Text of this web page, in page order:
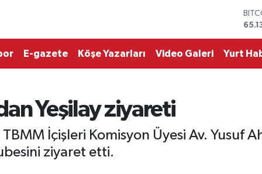
E-gazete Köşe Yazarları Video Galeri Yurt
Yeşilay ziyareti
İçişleri Komisyon Üyesi Av. Yusuf
ziyaret etti.